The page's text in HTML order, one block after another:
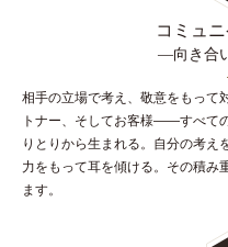
コミュ
―向き合い
相手の立場で考え、敬意をもって
トナー、そしてお客様――すべて
りとりから生まれる。自分の考え
力をもって耳を傾ける。その積み
ます。